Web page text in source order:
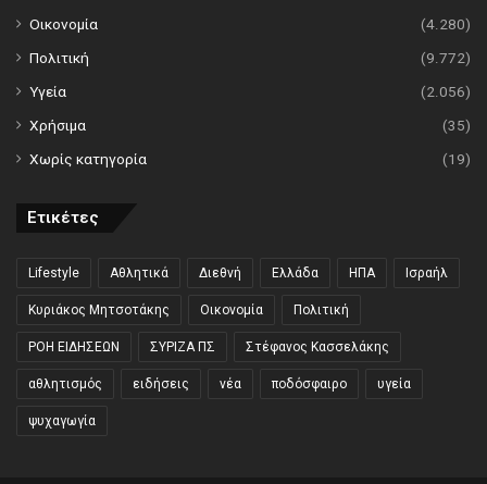
Οικονομία
(4.280)
Πολιτική
(9.772)
Υγεία
(2.056)
Χρήσιμα
(35)
Χωρίς κατηγορία
(19)
Ετικέτες
Lifestyle Αθλητικά Διεθνή Ελλάδα ΗΠΑ Ισραήλ
Κυριάκος Μητσοτάκης Οικονομία Πολιτική
ΡΟΗ ΕΙΔΗΣΕΩΝ ΣΥΡΙΖΑ ΠΣ Στέφανος Κασσελάκης
αθλητισμός ειδήσεις νέα ποδόσφαιρο υγεία
ψυχαγωγία